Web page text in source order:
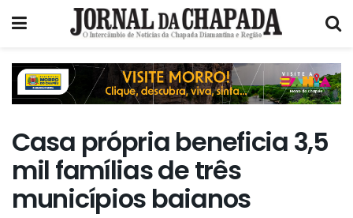
Casa própria beneficia 3,5
mil famílias de três
municípios baianos